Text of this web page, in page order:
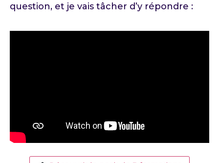
question, et je vais tâcher d’y répondre :